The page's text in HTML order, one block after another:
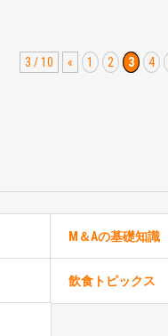
3 / 10 « 1 2 3 4
M＆Aの基礎知識
飲食トピックス